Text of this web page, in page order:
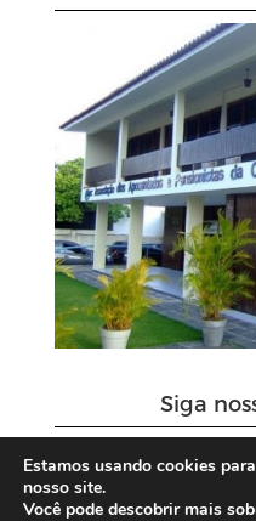
Siga
Estamos usando cookies
nosso site.
Você pode descobrir mais